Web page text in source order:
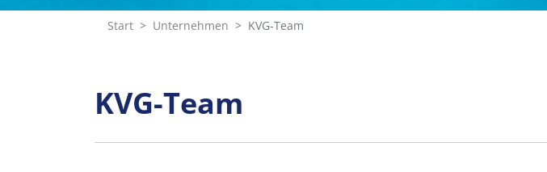
Start Unternehmen KVG-Team
KVG-Team